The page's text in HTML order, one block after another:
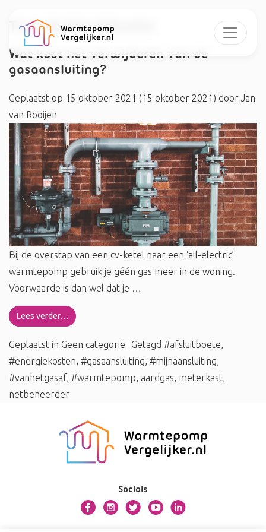
Tag:#afsluitboete
Wat kost het verwijderen van de
gasaansluiting?
Geplaatst op 15 oktober 2021 (15 oktober 2021) door Jan
van Rooijen
Bij de overstap van een cv-ketel naar een ‘all-electric’
warmtepomp gebruik je géén gas meer in de woning.
Voorwaarde is dan wel dat je …
Lees verder…
Geplaatst in Geen categorie Getagd #afsluitboete,
#energiekosten, #gasaansluiting, #mijnaansluiting,
#vanhetgasaf, #warmtepomp, aardgas, meterkast,
netbeheerder
Socials